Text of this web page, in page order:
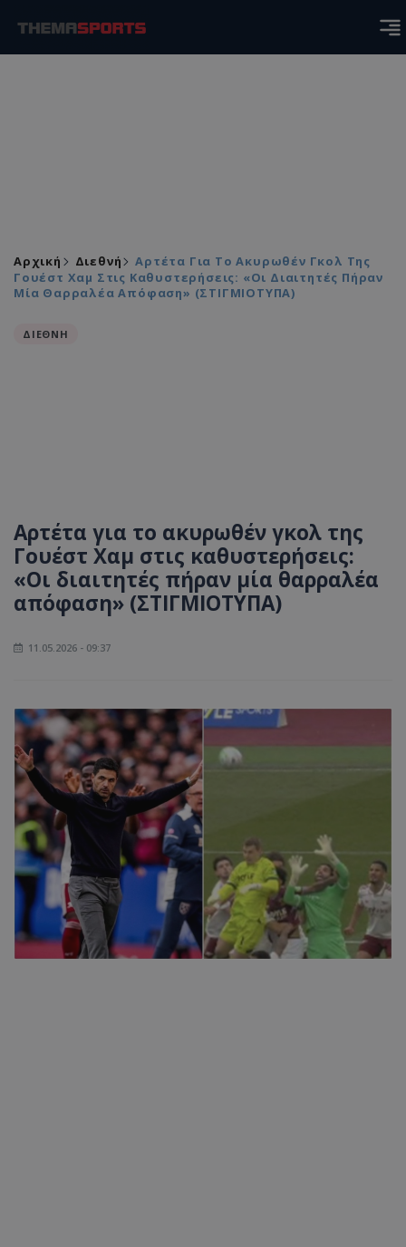
Αρχική Διεθνή
Αρτέτα Για Το Ακυρωθέν Γκολ Της
Γουέστ Χαμ Στις Καθυστερήσεις: «Οι Διαιτητές Πήραν
Μία Θαρραλέα Απόφαση» (ΣΤΙΓΜΙΟΤΥΠΑ)
ΔΙΕΘΝΗ
Αρτέτα για το ακυρωθέν γκολ της
Γουέστ Χαμ στις καθυστερήσεις:
«Οι διαιτητές πήραν μία θαρραλέα
απόφαση» (ΣΤΙΓΜΙΟΤΥΠΑ)
11.05.2026 - 09:37